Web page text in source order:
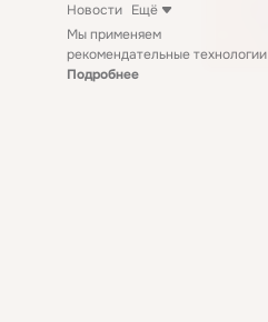
Новости Ещё
Мы применяем
рекомендательные технологии
Подробнее